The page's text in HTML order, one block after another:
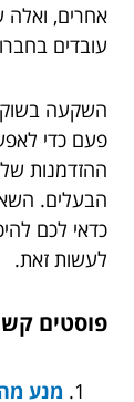
אחרים, ואלה
עובדים
השקעה בשוק
פעם כדי
ההזדמנות
הבעלים. השאלה
כדאי לכם
לעשות זאת.
פוסטים
מנע